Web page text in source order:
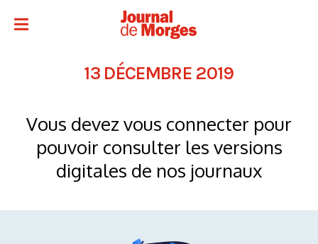
13 DÉCEMBRE 2019
Vous devez vous connecter pour
pouvoir consulter les versions
digitales de nos journaux